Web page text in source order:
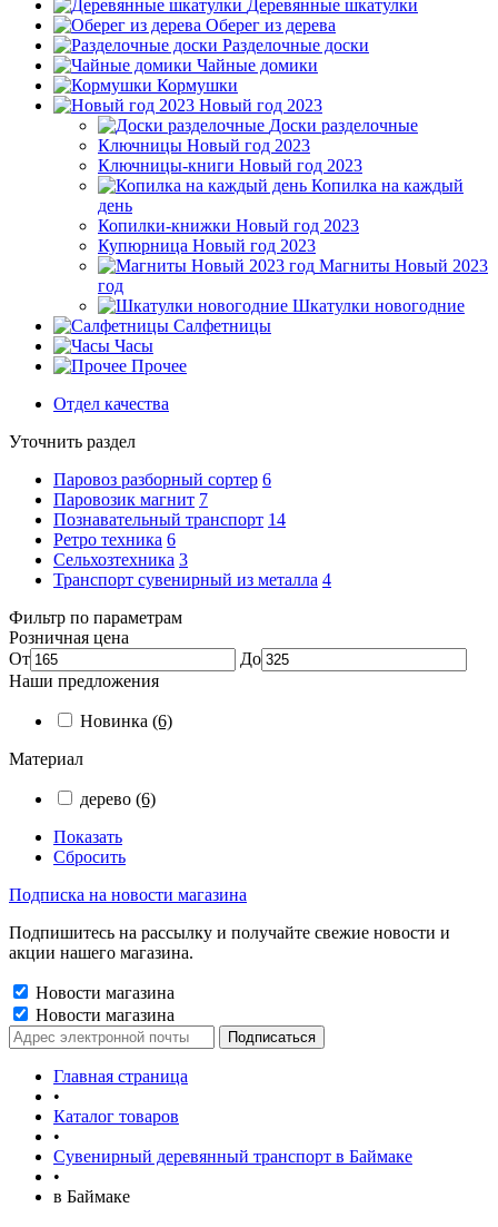
Деревянные шкатулки
Оберег из дерева
Разделочные доски
Чайные домики
Кормушки
Новый год 2023
Доски разделочные
Ключницы Новый год 2023
Ключницы-книги Новый год 2023
Копилка на каждый
день
Копилки-книжки Новый год 2023
Купюрница Новый год 2023
Магниты Новый 2023
год
Шкатулки новогодние
Салфетницы
Часы
Прочее
Отдел качества
Уточнить раздел
Паровоз разборный сортер 6
Паровозик магнит 7
Познавательный транспорт 14
Ретро техника 6
Сельхозтехника 3
Транспорт сувенирный из металла 4
Фильтр по параметрам
Розничная цена
От
До
Наши предложения
Новинка (6)
Материал
дерево (6)
Показать
Сбросить
Подписка на новости магазина
Подпишитесь на рассылку и получайте свежие новости и
акции нашего магазина.
Новости магазина
Новости магазина
Главная страница
•
Каталог товаров
•
Сувенирный деревянный транспорт в Баймаке
•
в Баймаке